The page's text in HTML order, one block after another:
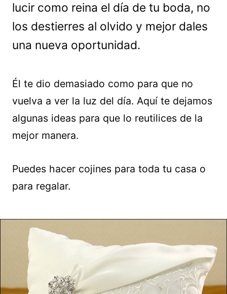
lucir como reina el día de tu boda, no
los destierres al olvido y mejor dales
una nueva oportunidad.
Él te dio demasiado como para que no
vuelva a ver la luz del día. Aquí te dejamos
algunas ideas para que lo reutilices de la
mejor manera.
Puedes hacer cojines para toda tu casa o
para regalar.